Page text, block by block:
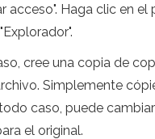
acceso". Haga clic en el
cree una copia de
Simplemente
caso, puede
el original.